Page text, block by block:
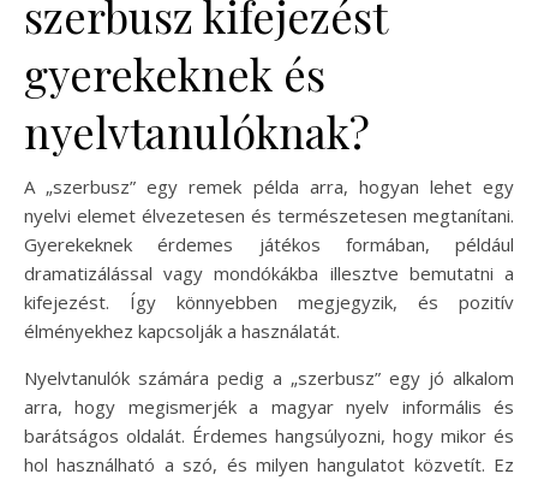
szerbusz kifejezést
gyerekeknek és
nyelvtanulóknak?
A „szerbusz” egy remek példa arra, hogyan lehet egy
nyelvi elemet élvezetesen és természetesen megtanítani.
Gyerekeknek érdemes játékos formában, például
dramatizálással vagy mondókákba illesztve bemutatni a
kifejezést. Így könnyebben megjegyzik, és pozitív
élményekhez kapcsolják a használatát.
Nyelvtanulók számára pedig a „szerbusz” egy jó alkalom
arra, hogy megismerjék a magyar nyelv informális és
barátságos oldalát. Érdemes hangsúlyozni, hogy mikor és
hol használható a szó, és milyen hangulatot közvetít. Ez